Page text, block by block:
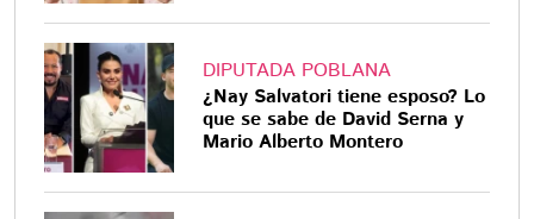
DIPUTADA POBLANA
¿Nay Salvatori tiene esposo? Lo
que se sabe de David Serna y
Mario Alberto Montero